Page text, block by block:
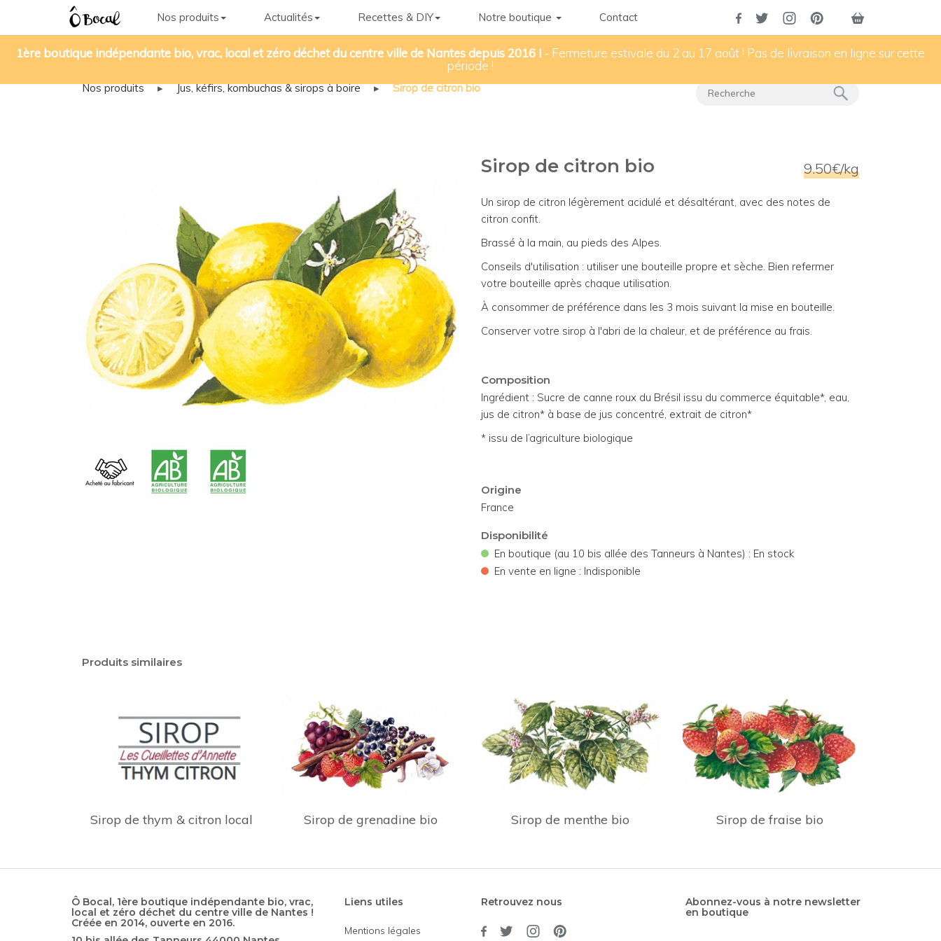
Nos produits Actualités Recettes & DIY Notre boutique Contact
1ère boutique indépendante bio, vrac, local et zéro déchet du centre ville de Nantes depuis 2016 ! - Fermeture estivale du 2 au 17 août ! Pas de livraison en ligne sur cette
période !
Nos produits ▸ Jus, kéfirs, kombuchas & sirops à boire ▸ Sirop de citron bio
9.50€/kg
Sirop de citron bio
Un sirop de citron légèrement acidulé et désaltérant, avec des notes de
citron confit.
Brassé à la main, au pieds des Alpes.
Conseils d'utilisation : utiliser une bouteille propre et sèche. Bien refermer
votre bouteille après chaque utilisation.
À consommer de préférence dans les 3 mois suivant la mise en bouteille.
Conserver votre sirop à l'abri de la chaleur, et de préférence au frais.
Composition
Ingrédient : Sucre de canne roux du Brésil issu du commerce équitable*, eau,
jus de citron* à base de jus concentré, extrait de citron*
* issu de l’agriculture biologique
Origine
France
Disponibilité
• En boutique (au 10 bis allée des Tanneurs à Nantes) : En stock
• En vente en ligne : Indisponible
Produits similaires
Sirop de thym & citron local Sirop de grenadine bio Sirop de menthe bio Sirop de fraise bio
Ô Bocal, 1ère boutique indépendante bio, vrac,
local et zéro déchet du centre ville de Nantes !
Créée en 2014, ouverte en 2016.
Liens utiles
Mentions légales
Retrouvez nous
Abonnez-vous à notre newsletter
en boutique